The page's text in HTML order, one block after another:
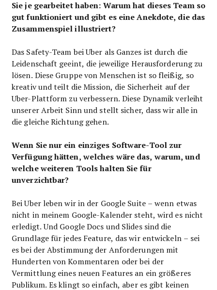
Sie je gearbeitet haben: Warum hat dieses Team so
gut funktioniert und gibt es eine Anekdote, die das
Zusammenspiel illustriert?
Das Safety-Team bei Uber als Ganzes ist durch die
Leidenschaft geeint, die jeweilige Herausforderung zu
lösen. Diese Gruppe von Menschen ist so fleißig, so
kreativ und teilt die Mission, die Sicherheit auf der
Uber-Plattform zu verbessern. Diese Dynamik verleiht
unserer Arbeit Sinn und stellt sicher, dass wir alle in
die gleiche Richtung gehen.
Wenn Sie nur ein einziges Software-Tool zur
Verfügung hätten, welches wäre das, warum, und
welche weiteren Tools halten Sie für
unverzichtbar?
Bei Uber leben wir in der Google Suite – wenn etwas
nicht in meinem Google-Kalender steht, wird es nicht
erledigt. Und Google Docs und Slides sind die
Grundlage für jedes Feature, das wir entwickeln – sei
es bei der Abstimmung der Anforderungen mit
Hunderten von Kommentaren oder bei der
Vermittlung eines neuen Features an ein größeres
Publikum. Es klingt so einfach, aber es gibt keinen